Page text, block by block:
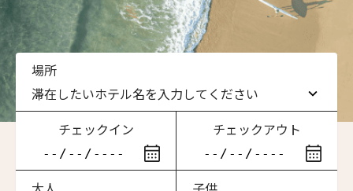
場所
滞在したいホテル名を入力してください
滞在したいホテル名を入力してください
チェックイン チェックアウト